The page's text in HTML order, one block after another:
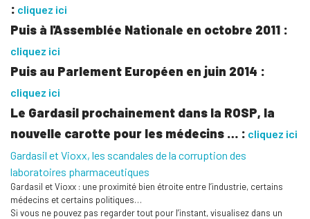
: cliquez ici
Puis à l'Assemblée Nationale en octobre 2011 :
cliquez ici
Puis au Parlement Européen en juin 2014 :
cliquez ici
Le Gardasil prochainement dans la ROSP, la
nouvelle carotte pour les médecins … : cliquez ici
Gardasil et Vioxx, les scandales de la corruption des
laboratoires pharmaceutiques
Gardasil et Vioxx : une proximité bien étroite entre l’industrie, certains
médecins et certains politiques…
Si vous ne pouvez pas regarder tout pour l’instant, visualisez dans un